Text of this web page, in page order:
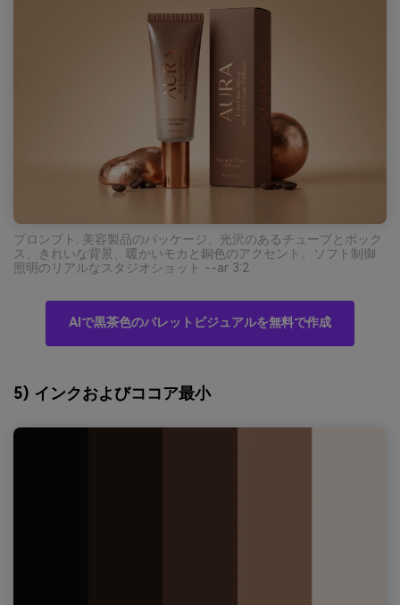
プロンプト: 美容製品のパッケージ、光沢のあるチューブとボック
ス、きれいな背景、暖かいモカと銅色のアクセント、ソフト制御
照明のリアルなスタジオショット --ar 3:2
AIで黒茶色のパレットビジュアルを無料で作成
5) インクおよびココア最小